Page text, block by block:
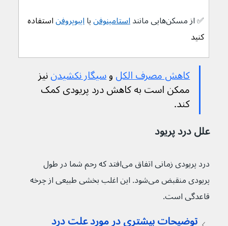
✅ از مسکن‌هایی مانند استامینوفن یا ایبوپروفن استفاده
کنید
کاهش مصرف الکل و سیگار نکشیدن نیز
ممکن است به کاهش درد پریودی کمک
کند.
علل درد پریود
درد پریودی زمانی اتفاق می‌افتد که رحم شما در طول
پریودی منقبض می‌شود. این اغلب بخشی طبیعی از چرخه
قاعدگی است.
توضیحات بیشتری در مورد علت درد